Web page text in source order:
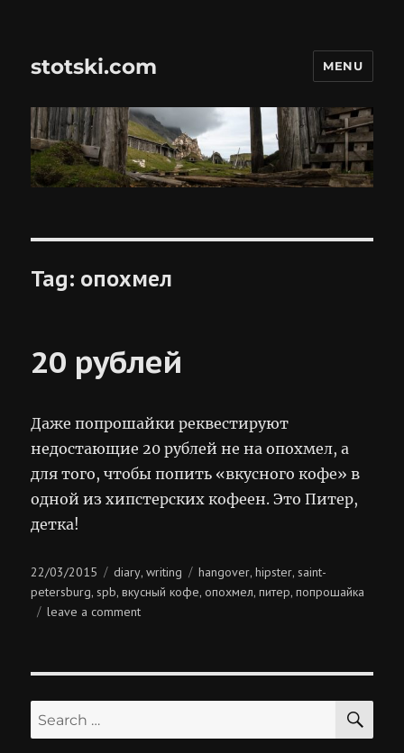
stotski.com MENU
Tag: опохмел
20 рублей
Даже попрошайки реквестируют
недостающие 20 рублей не на опохмел, а
для того, чтобы попить «вкусного кофе» в
одной из хипстерских кофеен. Это Питер,
детка!
Posted
on
22/03/2015 Categories
diary,writing Tags
hangover,hipster, saint-
petersburg, spb,вкусный кофе,опохмел,питер,попрошайка
leave a commenton
Search
for: